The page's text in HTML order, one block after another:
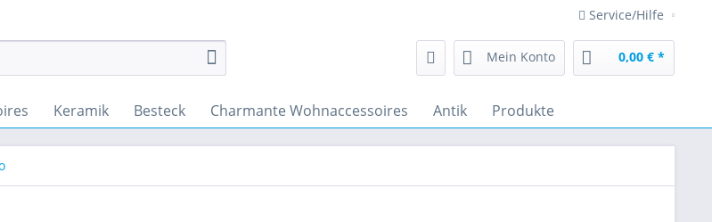
Service/Hilfe
Mein Konto 0,00 € *
Keramik Besteck Charmante Wohnaccessoires Antik Produkte